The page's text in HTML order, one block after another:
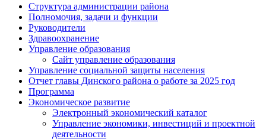
Структура администрации района
Полномочия, задачи и функции
Руководители
Здравоохранение
Управление образования
Сайт управление образования
Управление социальной защиты населения
Отчет главы Динского района о работе за 2025 год
Программа
Экономическое развитие
Электронный экономический каталог
Управление экономики, инвестиций и проектной
деятельности